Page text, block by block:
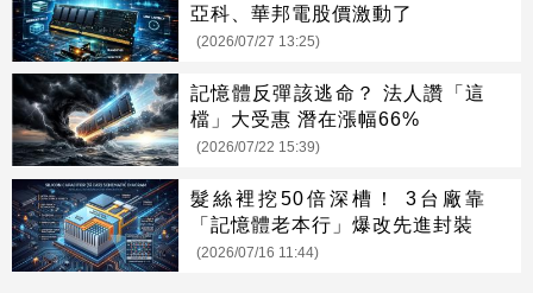
亞科、華邦電股價激動了
(2026/07/27 13:25)
記憶體反彈該逃命？ 法人讚「這
檔」大受惠 潛在漲幅66%
(2026/07/22 15:39)
髮絲裡挖50倍深槽！ 3台廠靠
「記憶體老本行」爆改先進封裝
(2026/07/16 11:44)